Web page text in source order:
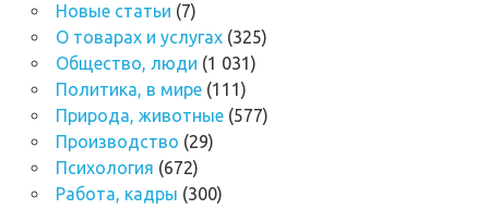
Новые статьи (7)
О товарах и услугах(325)
Общество, люди (1 031)
Политика, в мире(111)
Природа, животные(577)
Производство (29)
Психология (672)
Работа, кадры (300)